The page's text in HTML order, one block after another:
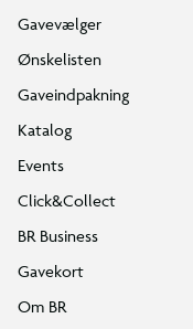
Gavevælger
Ønskelisten
Gaveindpakning
Katalog
Events
Click&Collect
BR Business
Gavekort
Om BR